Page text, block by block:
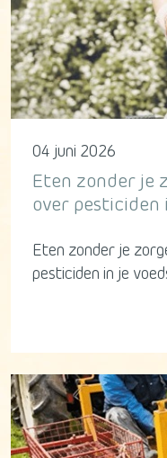
04 juni 2026
Eten zonder je
over pesticiden
Eten zonder je
pesticiden in je